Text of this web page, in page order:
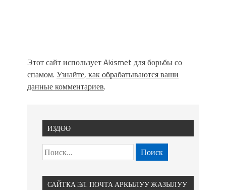
Этот сайт использует Akismet для борьбы со
спамом. Узнайте, как обрабатываются ваши
данные комментариев.
ИЗДӨӨ
САЙТКА ЭЛ. ПОЧТА АРКЫЛУУ ЖАЗЫЛУУ